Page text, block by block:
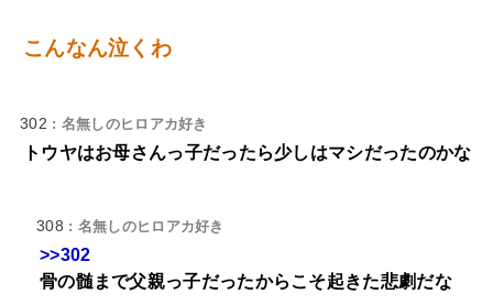
こんなん泣くわ
302 : 名無しのヒロアカ好き
トウヤはお母さんっ子だったら少しはマシだったのかな
308 : 名無しのヒロアカ好き
>>302
骨の髄まで父親っ子だったからこそ起きた悲劇だな